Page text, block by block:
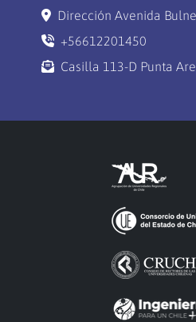
Dirección Avenida
+56612201450
Casilla 113-D Punta